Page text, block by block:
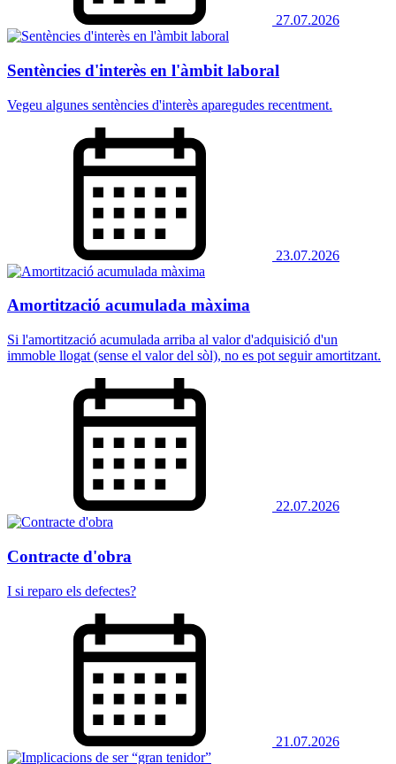
27.07.2026
Sentències d'interès en l'àmbit laboral
Vegeu algunes sentències d'interès aparegudes recentment.
23.07.2026
Amortització acumulada màxima
Si l'amortització acumulada arriba al valor d'adquisició d'un
immoble llogat (sense el valor del sòl), no es pot seguir amortitzant.
22.07.2026
Contracte d'obra
I si reparo els defectes?
21.07.2026